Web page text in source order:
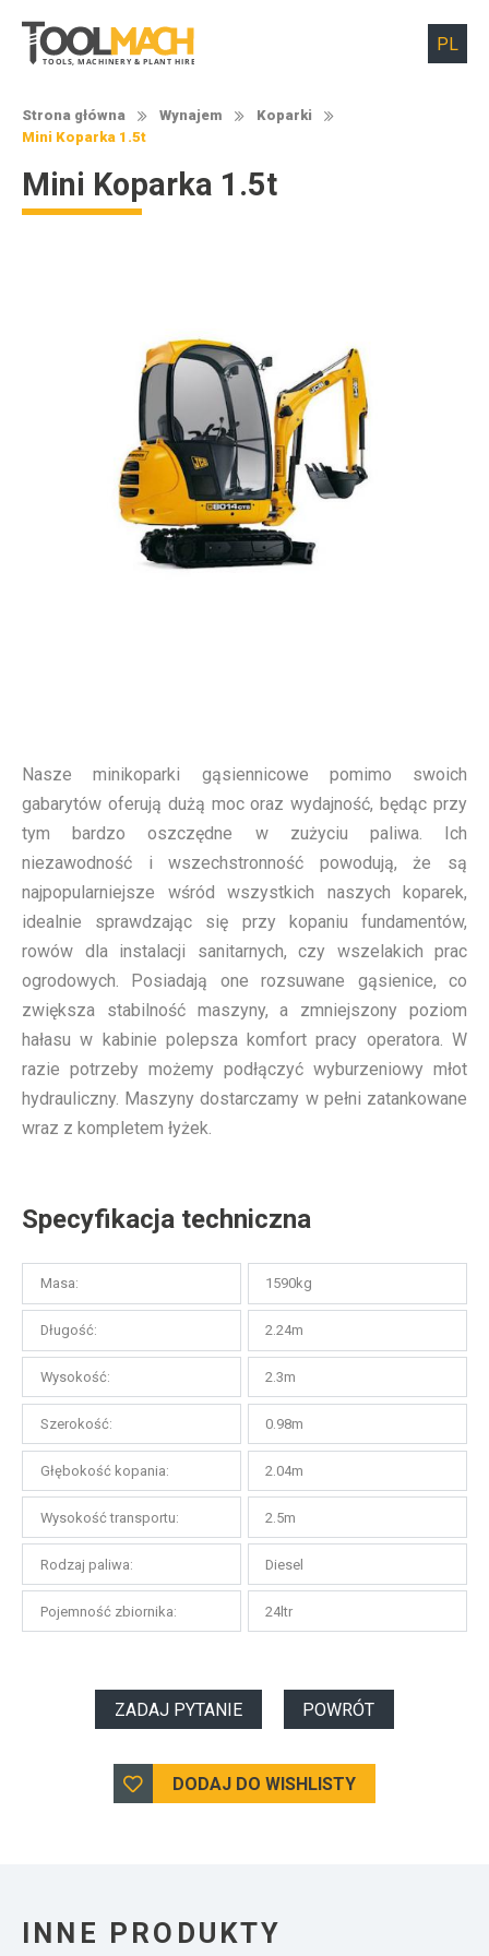
Strona główna Wynajem
Koparki
Mini Koparka 1.5t
Mini Koparka 1.5t
Nasze minikoparki gąsiennicowe pomimo swoich
gabarytów oferują dużą moc oraz wydajność, będąc przy
tym bardzo oszczędne w zużyciu paliwa. Ich
niezawodność i wszechstronność powodują, że są
najpopularniejsze wśród wszystkich naszych koparek,
idealnie sprawdzając się przy kopaniu fundamentów,
rowów dla instalacji sanitarnych, czy wszelakich prac
ogrodowych. Posiadają one rozsuwane gąsienice, co
zwiększa stabilność maszyny, a zmniejszony poziom
hałasu w kabinie polepsza komfort pracy operatora. W
razie potrzeby możemy podłączyć wyburzeniowy młot
hydrauliczny. Maszyny dostarczamy w pełni zatankowane
wraz z kompletem łyżek.
Specyfikacja techniczna
Masa: 1590kg
Długość: 2.24m
Wysokość: 2.3m
Szerokość: 0.98m
Głębokość kopania: 2.04m
Wysokość transportu: 2.5m
Rodzaj paliwa: Diesel
Pojemność zbiornika: 24ltr
ZADAJ PYTANIE POWRÓT
DODAJ DO WISHLISTY
INNE PRODUKTY
TOOLS, M AC HINERY & PLAN T HIRE
PL